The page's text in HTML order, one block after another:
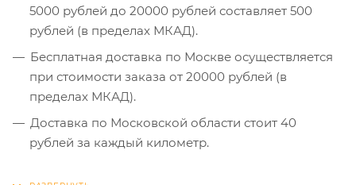
5000 рублей до 20000 рублей составляет 500
рублей (в пределах МКАД).
Бесплатная доставка по Москве осуществляется
при стоимости заказа от 20000 рублей (в
пределах МКАД).
Доставка по Московской области стоит 40
рублей за каждый километр.